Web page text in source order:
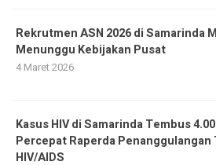
Rekrutmen ASN 2026 di Samarinda
Menunggu Kebijakan Pusat
4 Maret 2026
Kasus HIV di Samarinda Tembus
Percepat Raperda Penanggulangan
HIV/AIDS